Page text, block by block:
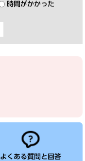
時間がかかった
よくある質問と回答